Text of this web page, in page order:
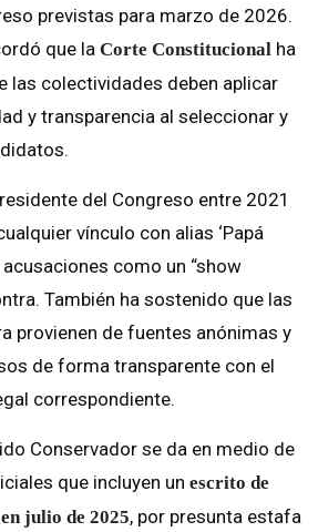
previstas para marzo de 2026.
que la Corte Constitucional ha
las colectividades deben aplicar
y transparencia al seleccionar y
del Congreso entre 2021
vínculo con alias ‘Papá
como un “show
También ha sostenido que las
provienen de fuentes anónimas y
de forma transparente con el
correspondiente.
Conservador se da en medio de
que incluyen un escrito de
julio de 2025, por presunta estafa